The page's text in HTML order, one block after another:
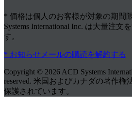
* 価格は個人のお客様が対象の期間
Systems International Inc. は大量注文
す。
* お知らせメールの購読を解約する
Copyright © 2026 ACD Systems
reserved. 米国およびカナダの著作権
保護されています。